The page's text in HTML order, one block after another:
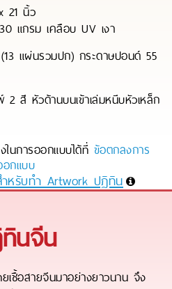
21 นิ้ว
แกรม เคลือบ UV เงา
แผ่นรวมปก) กระดาษปอนด์ 55
สี หัวด้านบนเข้าเล่มหนีบหัวเหล็ก
ในการออกแบบได้ที่ ข้อตกลงการ
กแบบ
หรับทำ Artwork ปฏิทิน
นจีน
เชื้อสายจีนมาอย่างยาวนาน จึง